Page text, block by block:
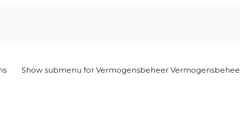
Show submenu for Vermogensbeheer